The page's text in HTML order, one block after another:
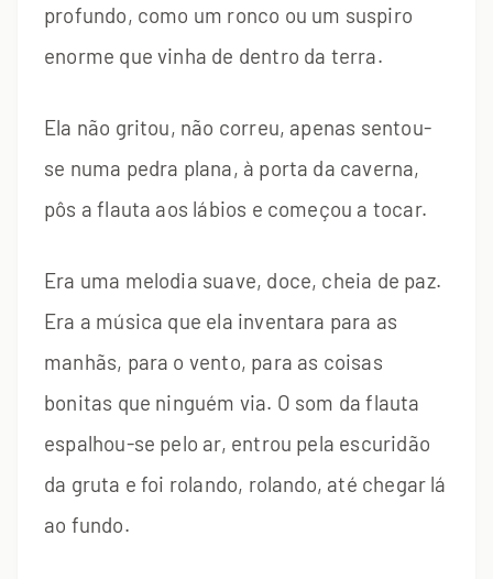
profundo, como um ronco ou um suspiro
enorme que vinha de dentro da terra.
Ela não gritou, não correu, apenas sentou-
se numa pedra plana, à porta da caverna,
pôs a flauta aos lábios e começou a tocar.
Era uma melodia suave, doce, cheia de paz.
Era a música que ela inventara para as
manhãs, para o vento, para as coisas
bonitas que ninguém via. O som da flauta
espalhou-se pelo ar, entrou pela escuridão
da gruta e foi rolando, rolando, até chegar lá
ao fundo.